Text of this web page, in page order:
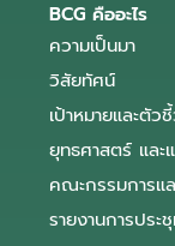
BCG คืออะไร
ความเป็นมา
วิสัยทัศน์
เป้าหมายและตัว
ยุทธศาสตร์ และ
คณะกรรมการแ
รายงานการประ